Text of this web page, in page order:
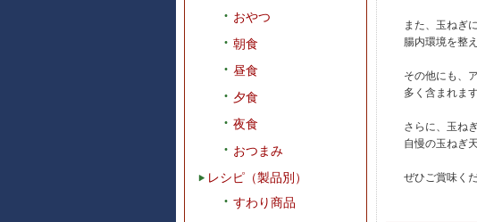
おやつ
朝食
昼食
夕食
夜食
おつまみ
レシピ（製品別）
すわり商品
また、玉ねぎ
腸内環境を整
その他にも、
多く含まれま
さらに、玉ね
自慢の玉ねぎ
ぜひご賞味く